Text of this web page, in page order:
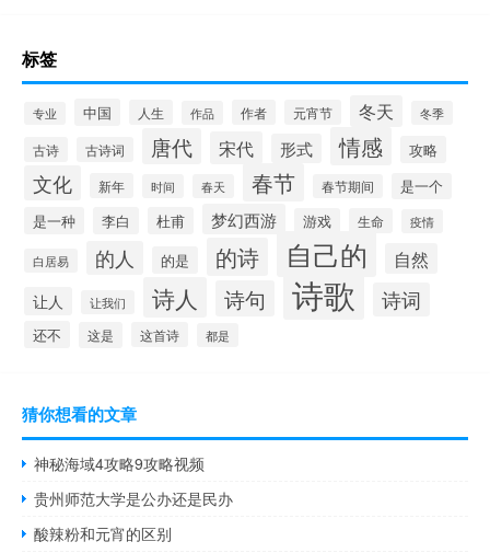
标签
专业 中国 人生 作品 作者 元宵节 冬天 冬季
古诗 古诗词 唐代 宋代 形式 情感 攻略
文化 新年 时间 春天 春节 春节期间 是一个
是一种 李白 杜甫 梦幻西游 游戏 生命 疫情
白居易 的人 的是 的诗 自己的 自然
让人 让我们 诗人 诗句 诗歌 诗词
还不 这是 这首诗 都是
猜你想看的文章
神秘海域4攻略9攻略视频
贵州师范大学是公办还是民办
酸辣粉和元宵的区别